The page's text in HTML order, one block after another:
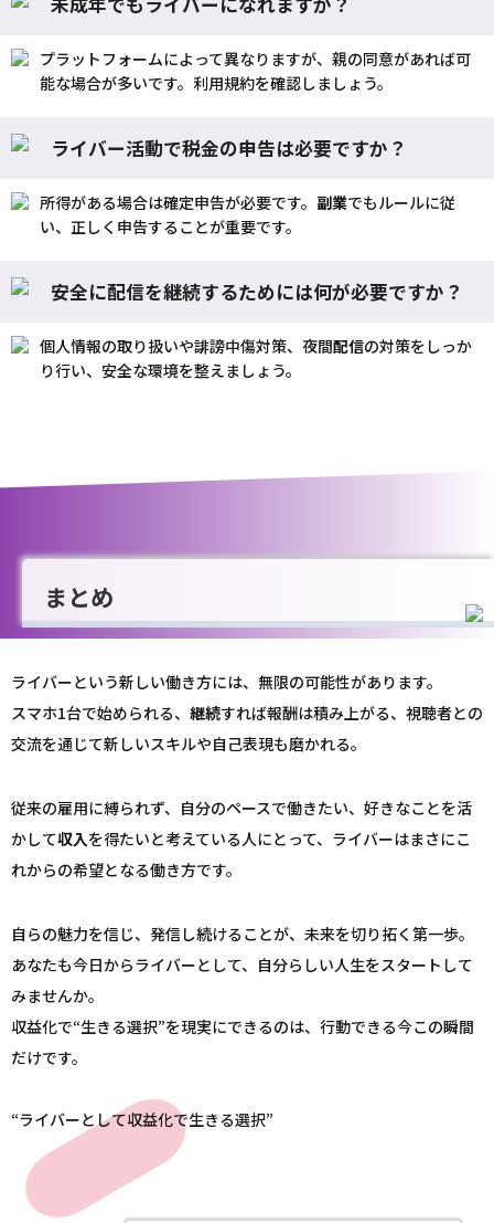
プラットフォームによって異なりますが、親の同意があれば可
能な場合が多いです。利用規約を確認しましょう。
ライバー活動で税金の申告は必要ですか？
所得がある場合は確定申告が必要です。 副業でもルールに従
い、正しく申告することが重要です。
安全に配信を継続するためには何が必要ですか？
個人情報の取り扱いや誹謗中傷対策、夜間配信の対策をしっか
り行い、安全な環境を整えましょう。
まとめ
ライバーという新しい働き方には、無限の可能性があります。
スマホ1台で始められる、 継続すれば報酬は積み上がる、視聴者との
交流を通じて新しいスキルや自己表現も磨かれる。
従来の雇用に縛られず、自分のペースで働きたい、好きなことを活
かして収入を得たいと考えている人にとって、ライバーはまさにこ
れからの希望となる働き方です。
自らの魅力を信じ、発信し続けることが、未来を切り拓く第一歩。
あなたも今日からライバーとして、自分らしい人生をスタートして
みませんか。
収益化で“生きる選択”を現実にできるのは、行動できる今この瞬間
だけです。
“ライバーとして収益化で生きる選択”